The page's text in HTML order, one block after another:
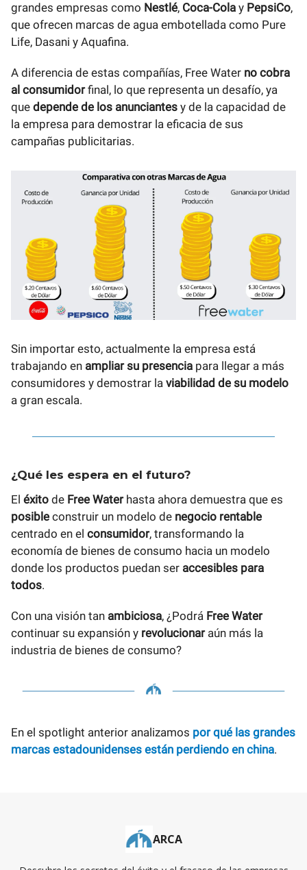
grandes empresas como Nestlé, Coca-Cola y PepsiCo,
que ofrecen marcas de agua embotellada como Pure
Life, Dasani y Aquafina.
A diferencia de estas compañías, Free Water no cobra
al consumidorfinal, lo que representa un desafío, ya
que depende de los anunciantes y de la capacidad de
la empresa para demostrar la eficacia de sus
campañas publicitarias.
Sin importar esto, actualmente la empresa está
trabajando en ampliar su presencia para llegar a más
consumidores y demostrar la viabilidad de su modelo
a gran escala.
¿Qué les espera en el futuro?
El éxito de Free Waterhasta ahora demuestra que es
posible construir un modelo de negocio rentable
centrado en el consumidor, transformando la
economía de bienes de consumo hacia un modelo
donde los productos puedan ser accesibles para
todos.
Con una visión tan ambiciosa, ¿Podrá Free Water
continuar su expansión y revolucionaraún más la
industria de bienes de consumo?
En el spotlight anterior analizamos por qué las grandes
marcas estadounidenses están perdiendo en china.
ARCA